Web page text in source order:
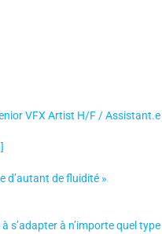
VFX Artist H/F /
d’autant de fluidité »
à n’importe quel type